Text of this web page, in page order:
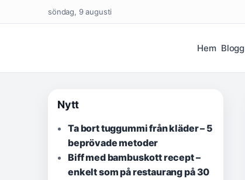
söndag, 9 augusti
Hem Blogg
Nytt
Ta bort tuggummi från kläder – 5
beprövade metoder
Biff med bambuskott recept –
enkelt som på restaurang på 30